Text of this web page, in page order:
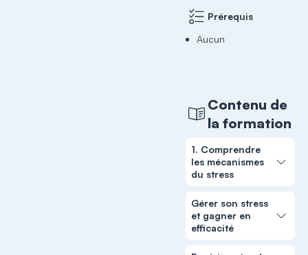
Prérequis
Aucun
Contenu de
la formation
1. Comprendre
les mécanismes
du stress
Gérer son stress
et gagner en
efficacité